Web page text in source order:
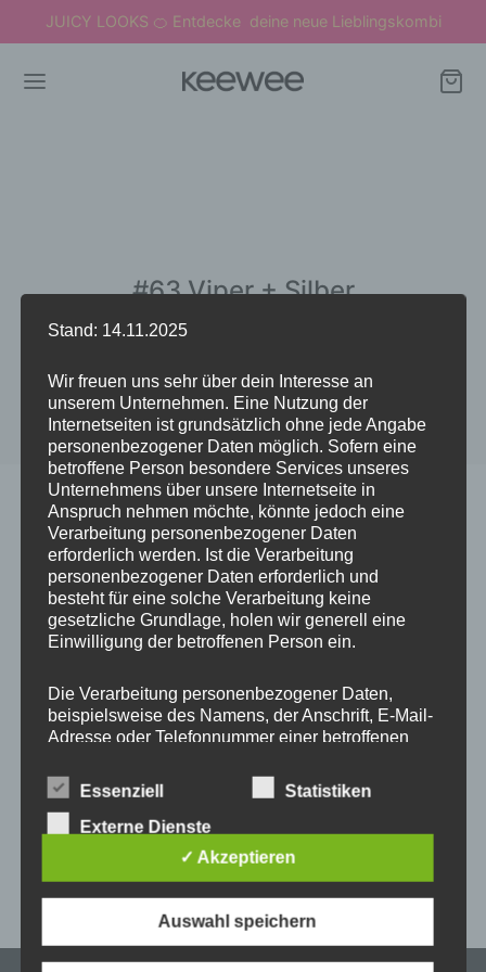
JUICY LOOKS 🍊 Entdecke deine neue Lieblingskombi
#63 Viper + Silber
Start /Produkt ONE MULTI - Farbe Kordel und
Metallelemente/ #63 Viper + Silber
Dieses
Produkt
mehrere
Varianten
auf.
Optionen
können
auf
der
Produktseite
gewählt
werden
Universal Handykette
MULTICOLOR Snap ONE
for Patch
16,95€–20,95€
Stand: 14.11.2025
Wir freuen uns sehr über dein Interesse an
unserem Unternehmen. Eine Nutzung der
Internetseiten ist grundsätzlich ohne jede Angabe
personenbezogener Daten möglich. Sofern eine
betroffene Person besondere Services unseres
Unternehmens über unsere Internetseite in
Anspruch nehmen möchte, könnte jedoch eine
Verarbeitung personenbezogener Daten
erforderlich werden. Ist die Verarbeitung
personenbezogener Daten erforderlich und
besteht für eine solche Verarbeitung keine
gesetzliche Grundlage, holen wir generell eine
Einwilligung der betroffenen Person ein.
Die Verarbeitung personenbezogener Daten,
beispielsweise des Namens, der Anschrift, E-Mail-
Adresse oder Telefonnummer einer betroffenen
Datenschutz-Grundverordnung und in
Übereinstimmung mit den für uns geltenden
landesspezifischen Datenschutzbestimmungen.
Mittels dieser Datenschutzerklärung möchte unser
Unternehmen die Öffentlichkeit über Art, Umfang
verarbeiteten personenbezogenen Daten
informieren. Ferner werden betroffene Personen
Essenziell
Statistiken
Externe Dienste
✓ Akzeptieren
Auswahl speichern